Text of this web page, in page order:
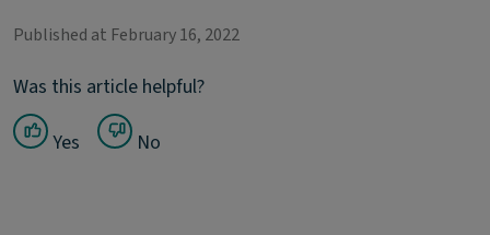
Published at February 16, 2022
Was this article helpful?
Yes No